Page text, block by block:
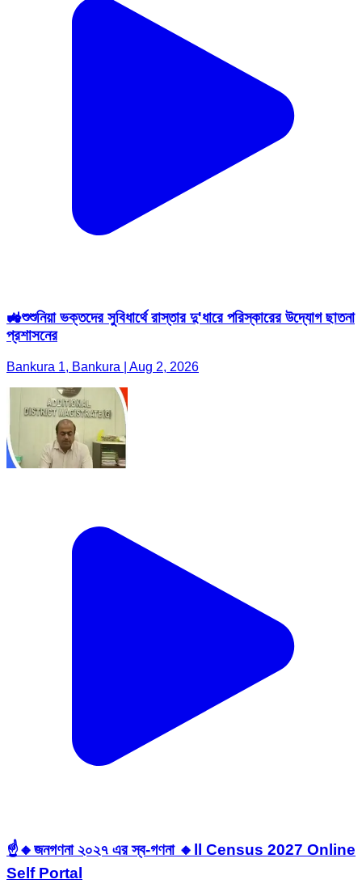
🚜শুশুনিয়া ভক্তদের সুবিধার্থে রাস্তার দু'ধারে পরিস্কারের উদ্যোগ ছাতনা
প্রশাসনের
Bankura 1, Bankura | Aug 2, 2026
☝️🔸জনগণনা ২০২৭ এর স্ব-গণনা 🔸ll Census 2027 Online
Self Portal